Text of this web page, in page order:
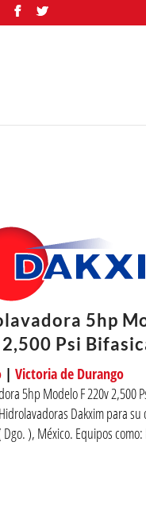
5hp
Psi
| Victoria de Durango
5hp Modelo F 220v 2,500
Dakxim para
), México. Equipos